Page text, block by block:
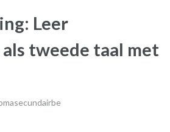
Leer
tweede taal met